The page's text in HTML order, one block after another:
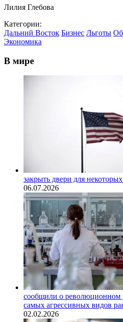
Лилия Глебова
Категории:
Дальний Восток Бизнес Льготы
Экономика
В мире
закрыть двери для
06.07.2026
сообщили о революционном
самых агрессивных видов
02.02.2026